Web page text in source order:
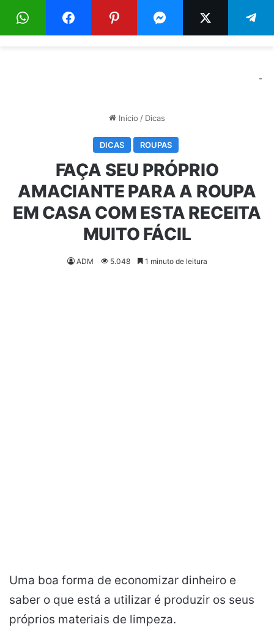
Menu
-
Início / Dicas
DICAS ROUPAS
FAÇA SEU PRÓPRIO
AMACIANTE PARA A ROUPA
EM CASA COM ESTA RECEITA
MUITO FÁCIL
ADM 5.048 1 minuto de leitura
Uma boa forma de economizar dinheiro e
saber o que está a utilizar é produzir os seus
próprios materiais de limpeza.